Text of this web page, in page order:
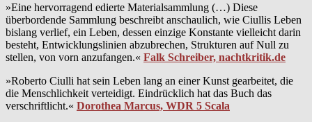
»Eine hervorragend edierte Materialsammlung (…) Diese
überbordende Sammlung beschreibt anschaulich, wie Ciullis Leben
bislang verlief, ein Leben, dessen einzige Konstante vielleicht darin
besteht, Entwicklungslinien abzubrechen, Strukturen auf Null zu
stellen, von vorn anzufangen.« Falk Schreiber, nachtkritik.de
»Roberto Ciulli hat sein Leben lang an einer Kunst gearbeitet, die
die Menschlichkeit verteidigt. Eindrücklich hat das Buch das
verschriftlicht.« Dorothea Marcus, WDR 5 Scala